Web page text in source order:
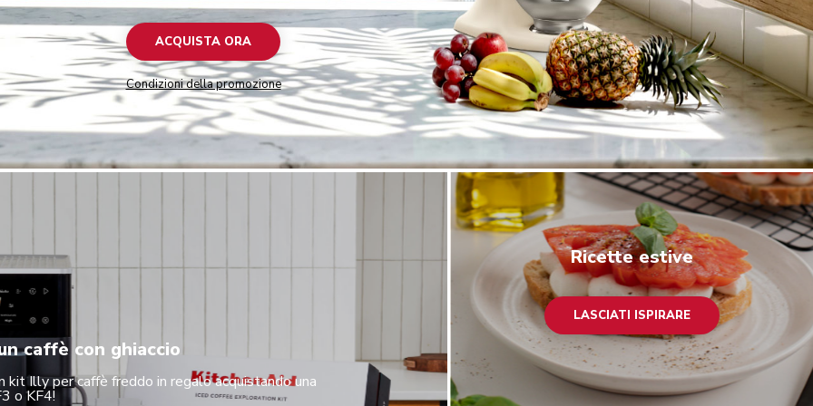
ACQUISTA ORA
Condizioni della promozione
caffè con ghiaccio
kit Illy per caffè freddo in regalo acquistando una
o KF4!
Ricette estive
LASCIATI ISPIRARE
Lasciati ispirare